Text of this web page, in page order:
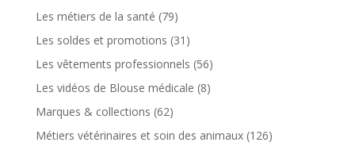
Les métiers de la santé (79)
Les soldes et promotions (31)
Les vêtements professionnels (56)
Les vidéos de Blouse médicale (8)
Marques & collections (62)
Métiers vétérinaires et soin des animaux(126)